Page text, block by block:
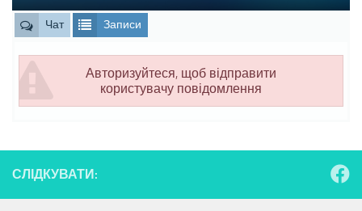
Чат Записи
Авторизуйтеся, щоб відправити
користувачу повідомлення
СЛІДКУВАТИ: